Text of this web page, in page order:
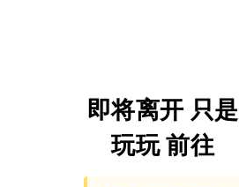
即将离开 只是
玩玩 前往